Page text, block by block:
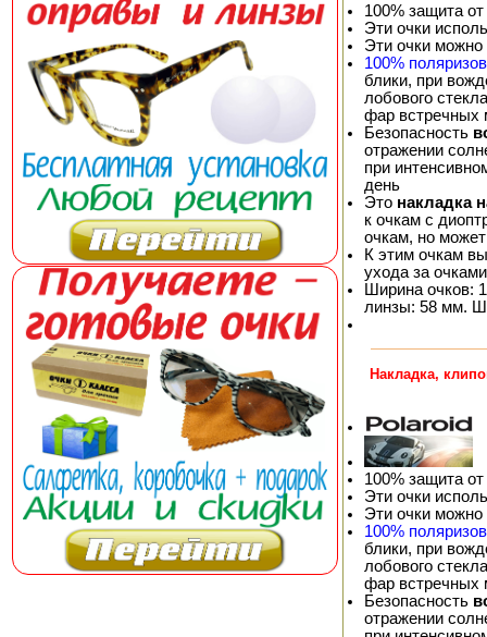
100% защита
Эти очки
Эти очки
100%
блики, при
лобового
фар встречных
Безопасность
отражении
при
день
Это накладка
к очкам с
очкам, но
К этим очкам
ухода за очками
Ширина очков:
линзы: 58 мм.
Накладка,
100% защита
Эти очки
Эти очки
100%
блики, при
лобового
фар встречных
Безопасность
отражении